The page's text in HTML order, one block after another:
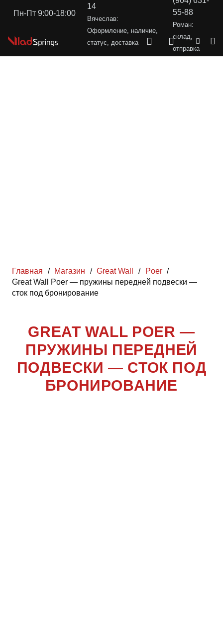
Пн-Пт 9:00-18:00
14
Вячеслав:
Оформление, наличие,
статус, доставка
55-88
Роман:
склад,
отправка
Главная / Магазин / Great Wall / Poer /
Great Wall Poer — пружины передней подвески —
сток под бронирование
GREAT WALL POER —
ПРУЖИНЫ ПЕРЕДНЕЙ
ПОДВЕСКИ — СТОК ПОД
БРОНИРОВАНИЕ